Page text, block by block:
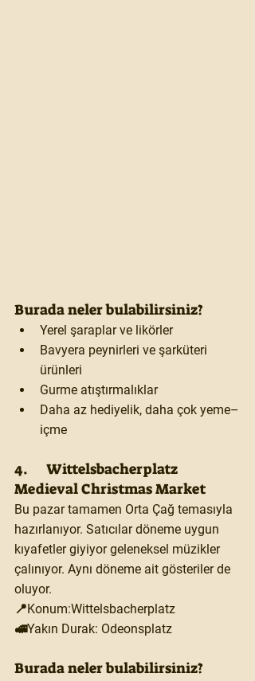
Burada neler bulabilirsiniz?
Yerel şaraplar ve likörler
Bavyera peynirleri ve şarküteri
ürünleri
Gurme atıştırmalıklar
Daha az hediyelik, daha çok yeme–
içme
4.	Wittelsbacherplatz
Medieval Christmas Market
Bu pazar tamamen Orta Çağ temasıyla
hazırlanıyor. Satıcılar döneme uygun
kıyafetler giyiyor geleneksel müzikler
çalınıyor. Aynı döneme ait gösteriler de
oluyor.
📍Konum:Wittelsbacherplatz
🚅Yakın Durak: Odeonsplatz
Burada neler bulabilirsiniz?